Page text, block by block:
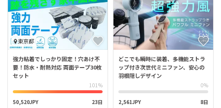
東京都
強力粘着でしっかり固定！穴あけ不
要！防水・耐熱対応 両面テープ30枚
セット
101%
50,520JPY 23日
どこでも瞬時に装着、多機能ストラ
ップ付き次世代ミニファン、安心の
羽根隠しデザイン
0%
2,561JPY 8日